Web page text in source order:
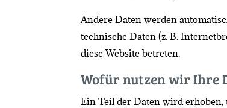
Andere Daten werden
technische Daten (z. B.
diese Website betreten.
Wofür nutzen wir Ihre
Ein Teil der Daten wird erhoben,